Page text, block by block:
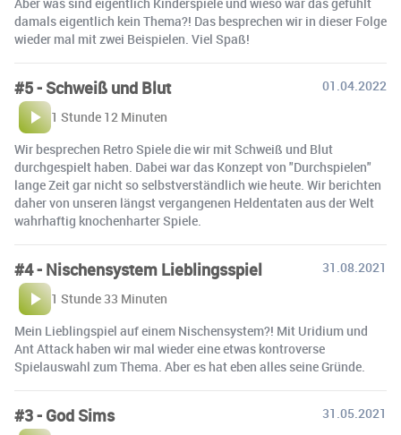
damals eigentlich kein Thema?! Das besprechen wir in dieser Folge
wieder mal mit zwei Beispielen. Viel Spaß!
#5 - Schweiß und Blut
01.04.2022
1 Stunde 12 Minuten
Wir besprechen Retro Spiele die wir mit Schweiß und Blut
durchgespielt haben. Dabei war das Konzept von "Durchspielen"
lange Zeit gar nicht so selbstverständlich wie heute. Wir berichten
daher von unseren längst vergangenen Heldentaten aus der Welt
wahrhaftig knochenharter Spiele.
#4 - Nischensystem Lieblingsspiel
31.08.2021
1 Stunde 33 Minuten
Mein Lieblingspiel auf einem Nischensystem?! Mit Uridium und
Ant Attack haben wir mal wieder eine etwas kontroverse
Spielauswahl zum Thema. Aber es hat eben alles seine Gründe.
#3 - God Sims
31.05.2021